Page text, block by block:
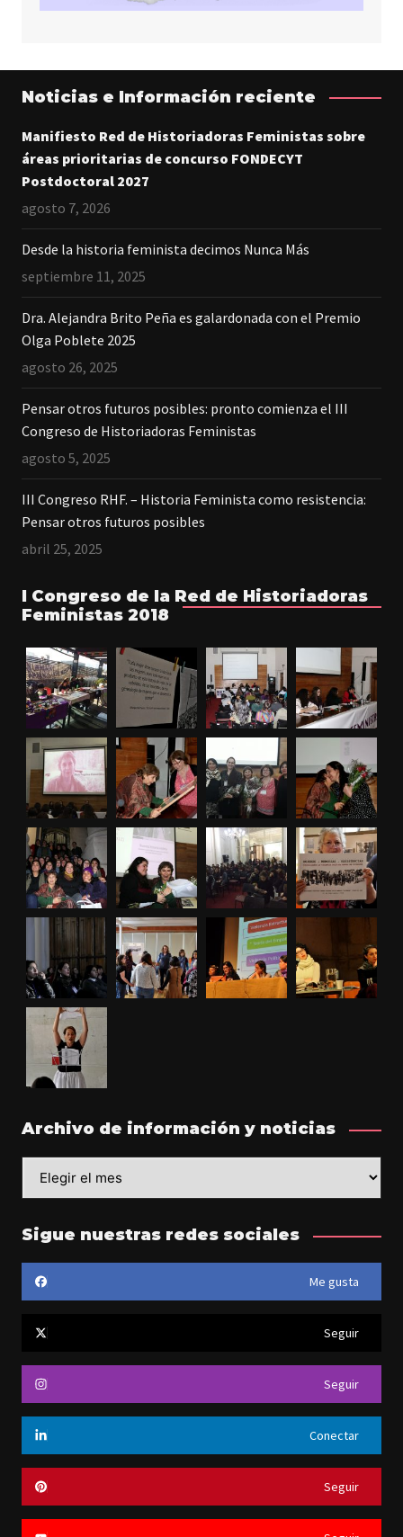
Noticias e Información reciente
Manifiesto Red de Historiadoras Feministas sobre
áreas prioritarias de concurso FONDECYT
Postdoctoral 2027
agosto 7, 2026
Desde la historia feminista decimos Nunca Más
septiembre 11, 2025
Dra. Alejandra Brito Peña es galardonada con el Premio
Olga Poblete 2025
agosto 26, 2025
Pensar otros futuros posibles: pronto comienza el III
Congreso de Historiadoras Feministas
agosto 5, 2025
III Congreso RHF. – Historia Feminista como resistencia:
Pensar otros futuros posibles
abril 25, 2025
I Congreso de la Red de Historiadoras
Feministas 2018
Archivo de información y noticias
y
Sigue nuestras redes sociales
Me gusta
Seguir
Seguir
Conectar
Seguir